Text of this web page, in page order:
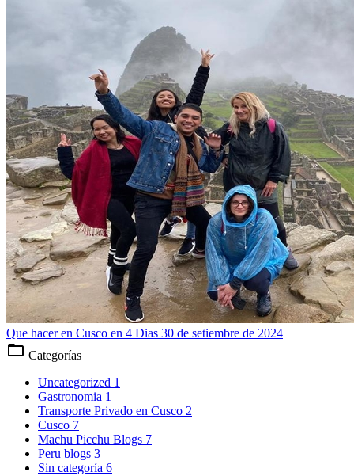
Que hacer en Cusco en 4 Dias 30 de setiembre de 2024
folder_open Categorías
Uncategorized 1
Gastronomia 1
Transporte Privado en Cusco 2
Cusco 7
Machu Picchu Blogs 7
Peru blogs 3
Sin categoría 6